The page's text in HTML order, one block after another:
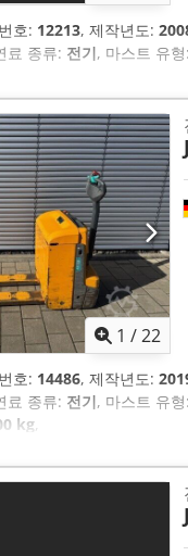
호: 12213, 제작년도:
료 종류: 전기, 마스트 유형:
1 /22
호: 14486, 제작년도:
료 종류: 전기, 마스트 유형:
kg,